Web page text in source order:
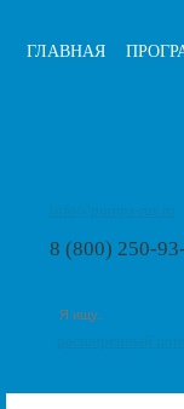
ГЛАВНАЯ
8 (800) 250-